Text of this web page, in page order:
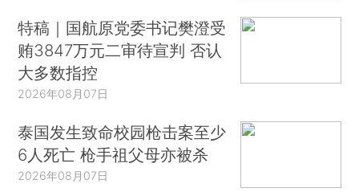
特稿｜国航原党委书记樊澄受
贿3847万元二审待宣判 否认
大多数指控
2026年08月07日
泰国发生致命校园枪击案至少
6人死亡 枪手祖父母亦被杀
2026年08月07日